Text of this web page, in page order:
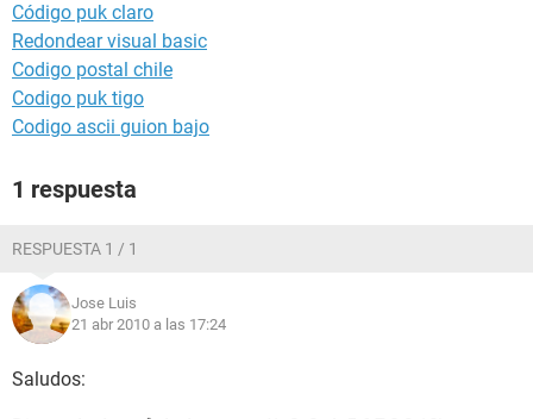
Código puk claro
Redondear visual basic
Codigo postal chile
Codigo puk tigo
Codigo ascii guion bajo
1 respuesta
RESPUESTA 1 / 1
Jose Luis
21 abr 2010 a las 17:24
Saludos: